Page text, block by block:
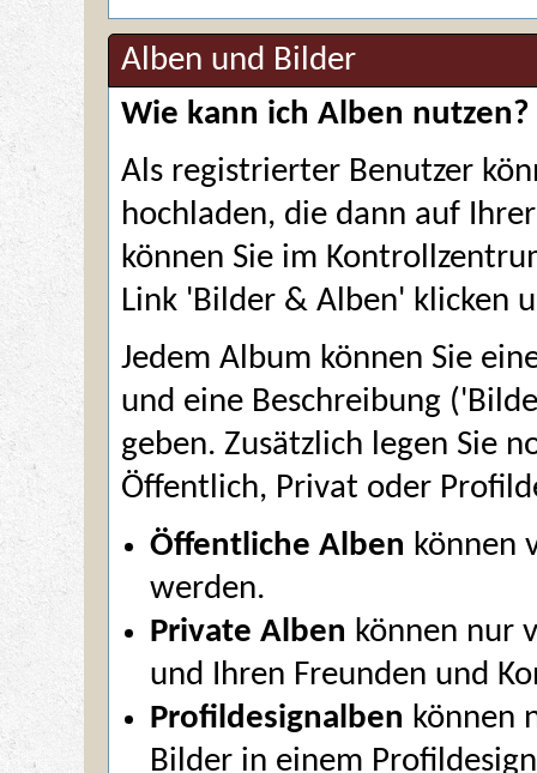
Alben und Bilder
Wie kann ich Alben nutzen?
Als registrierter Benutzer
hochladen, die dann auf
können Sie im
Link 'Bilder & Alben' klicken
Jedem Album können Sie
und eine Beschreibung
geben. Zusätzlich legen Sie
Öffentlich, Privat oder
Öffentliche Alben können
werden.
Private Alben können nur
und Ihren Freunden und
Profildesignalben können
Bilder in einem